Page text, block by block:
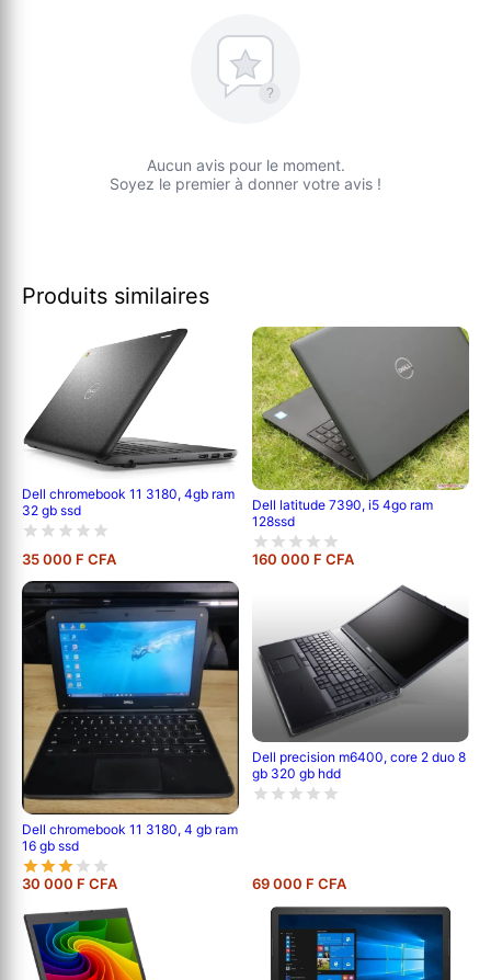
?
Aucun avis pour le moment.
Soyez le premier à donner votre avis !
Produits similaires
Dell chromebook 11 3180, 4gb ram
32 gb ssd
35 000 F CFA
Dell latitude 7390, i5 4go ram
128ssd
160 000 F CFA
Dell chromebook 11 3180, 4 gb ram
16 gb ssd
30 000 F CFA
Dell precision m6400, core 2 duo 8
gb 320 gb hdd
69 000 F CFA